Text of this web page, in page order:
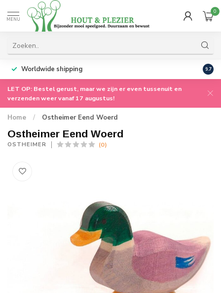
MENU
0
Worldwide shipping 9.7
LET OP: Bestel gerust, maar we zijn er even tussenuit en
verzenden weer vanaf 17 augustus!
Home / Ostheimer Eend Woerd
Ostheimer Eend Woerd
OSTHEIMER (0)